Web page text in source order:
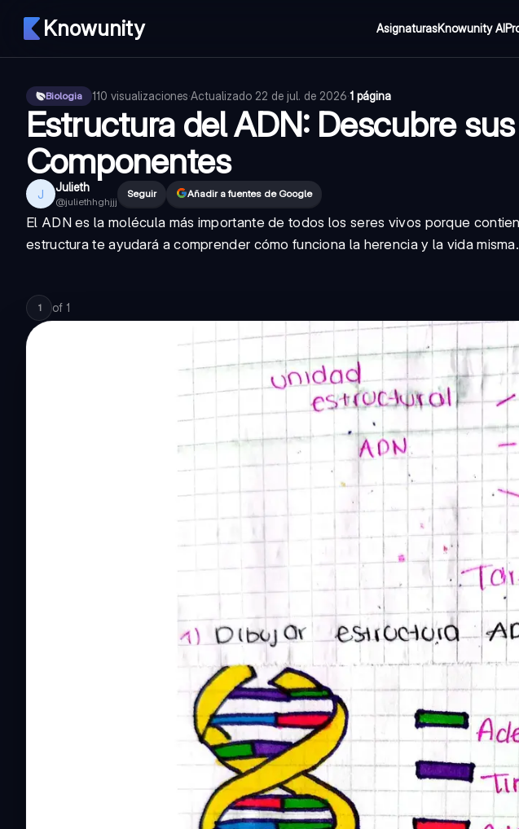
Knowunity AsignaturasKnowunity AI
Biologia 110 visualizaciones·Actualizado 22 de jul. de 2026·1 página
Estructura del ADN: Descubre sus
Componentes
J Julieth
@juliethhghjjj
Seguir Añadir a fuentes de Google
El ADN es la molécula más importante de todos los seres vivos porque
estructura te ayudará a comprender cómo funciona la herencia y la vida misma.
1 of 1